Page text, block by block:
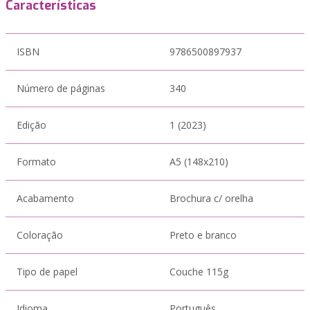
Características
ISBN 9786500897937
Número de páginas 340
Edição 1 (2023)
Formato A5 (148x210)
Acabamento Brochura c/ orelha
Coloração Preto e branco
Tipo de papel Couche 115g